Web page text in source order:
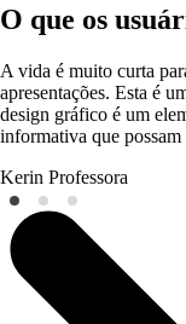
O que os
A vida é muito curta
apresentações. Esta é
design gráfico é um
informativa que possam
Kerin Professora